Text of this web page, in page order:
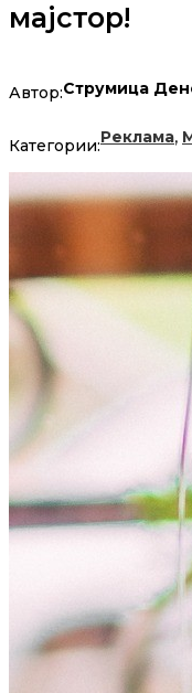
мајстор!
Автор:Струмица
Категории:Реклама,